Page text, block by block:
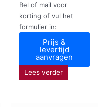
Bel of mail voor
korting of vul het
formulier in:
Prijs &
levertijd
aanvragen
Lees verder